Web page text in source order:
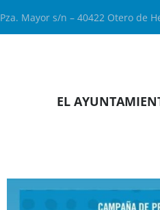
Pza. Mayor s/n – 40422 Otero de
EL